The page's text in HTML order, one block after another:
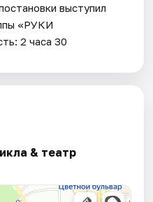
выступил
«РУКИ
2 часа 30
& театр